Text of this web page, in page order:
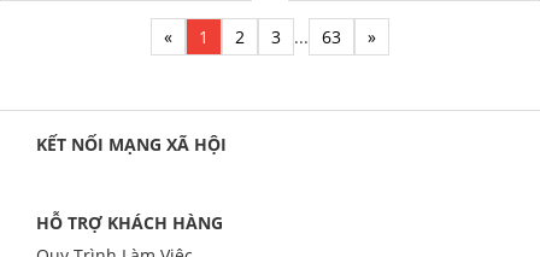
« 1 2 3 ... 63 »
KẾT NỐI MẠNG XÃ HỘI
HỖ TRỢ KHÁCH HÀNG